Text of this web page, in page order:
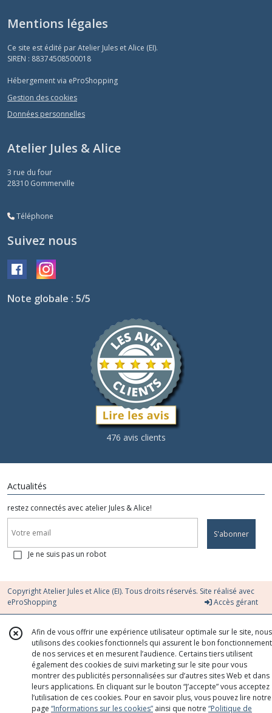
Mentions légales
Ce site est édité par Atelier Jules et Alice (EI).
SIREN : 88374508500018
Hébergement via eProShopping
Gestion des cookies
Données personnelles
Atelier Jules & Alice
3 rue du four
28310 Gommerville
Téléphone
Suivez nous
Note globale : 5/5
476 avis clients
Actualités
restez connectés avec atelier Jules & Alice!
S'abonner
Je ne suis pas un robot
Copyright Atelier Jules et Alice (EI). Tous droits réservés. Site réalisé avec
eProShopping
Accès gérant
Afin de vous offrir une expérience utilisateur optimale sur le site, nous
utilisons des cookies fonctionnels qui assurent le bon fonctionnement
de nos services et en mesurent l’audience. Certains tiers utilisent
également des cookies de suivi marketing sur le site pour vous
montrer des publicités personnalisées sur d’autres sites Web et dans
leurs applications. En cliquant sur le bouton “J’accepte” vous acceptez
l’utilisation de ces cookies. Pour en savoir plus, vous pouvez lire notre
page “Informations sur les cookies” ainsi que notre “Politique de